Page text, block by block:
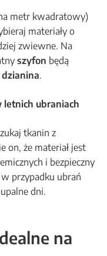
metr kwadratowy)
materiały o
zwiewne. Na
szyfon będą
dzianina.
letnich ubraniach
tkanin z
on, że materiał jest
i bezpieczny
przypadku ubrań
dni.
na